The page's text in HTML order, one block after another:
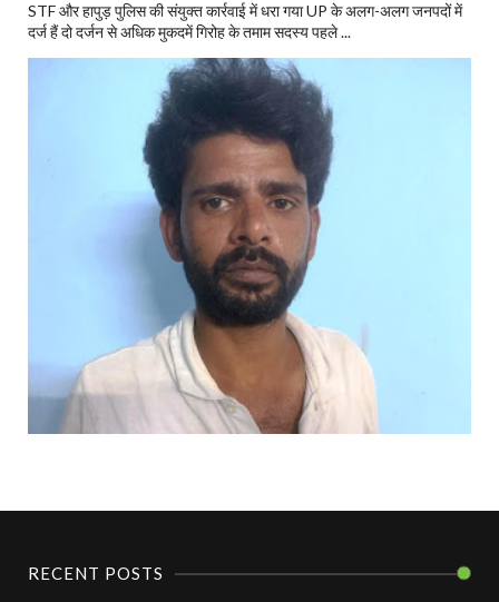
STF और हापुड़ पुलिस की संयुक्त कार्रवाई में धरा गया UP के अलग-अलग जनपदों में
दर्ज हैं दो दर्जन से अधिक मुकदमें गिरोह के तमाम सदस्य पहले ...
RECENT POSTS